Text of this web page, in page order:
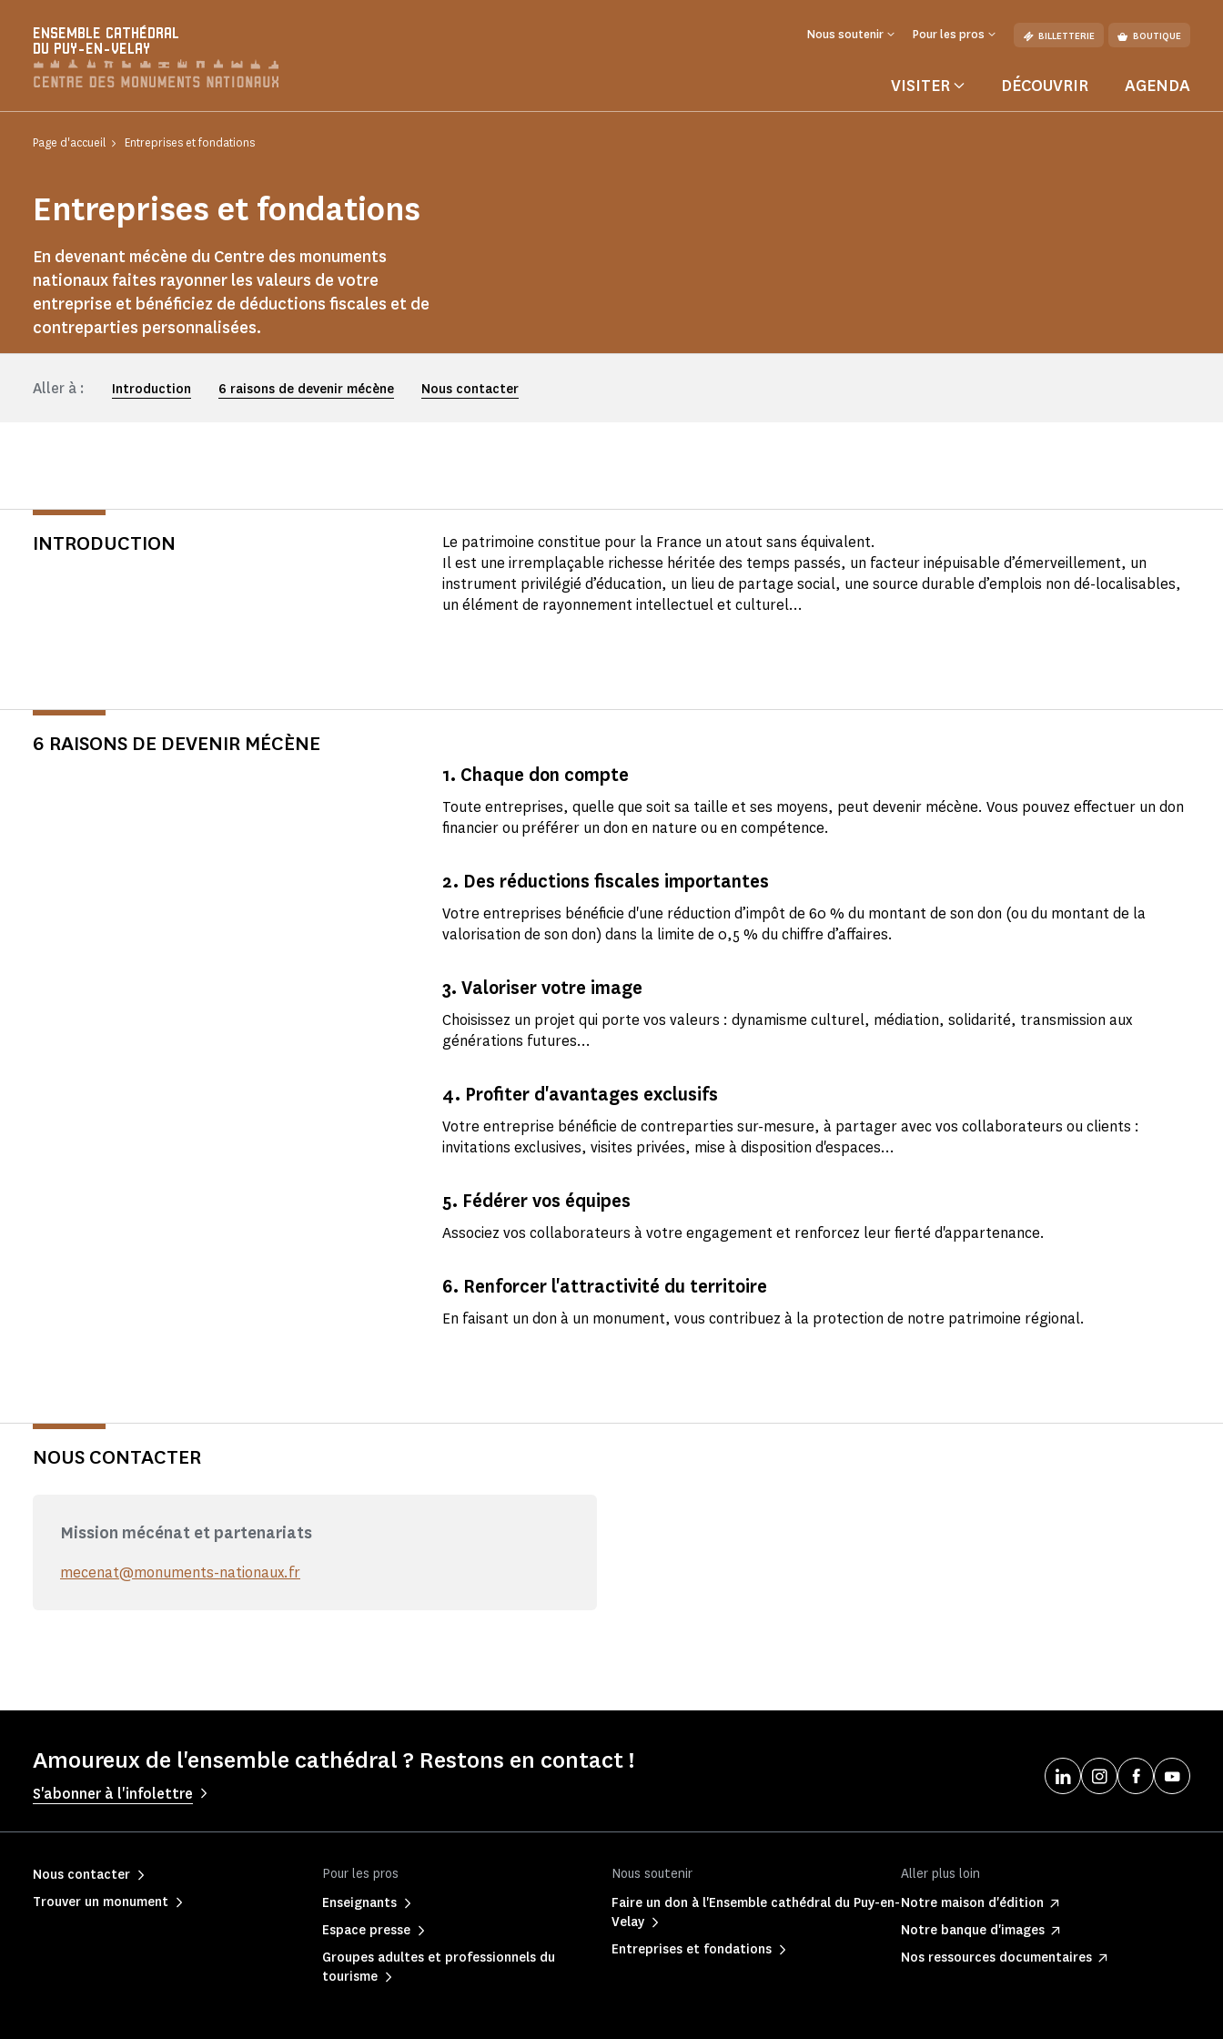
ENSEMBLE CATHÉDRAL
DU PUY-EN-VELAY
Nous soutenir Pour les pros BILLETTERIE BOUTIQUE
VISITER DÉCOUVRIR AGENDA
Page d'accueil Entreprises et fondations
Entreprises et fondations
En devenant mécène du Centre des monuments
nationaux faites rayonner les valeurs de votre
entreprise et bénéficiez de déductions fiscales et de
contreparties personnalisées.
Aller à : Introduction 6 raisons de devenir mécène Nous contacter
INTRODUCTION
Le patrimoine constitue pour la France un atout sans équivalent.
Il est une irremplaçable richesse héritée des temps passés, un facteur inépuisable d’émerveillement, un
instrument privilégié d’éducation, un lieu de partage social, une source durable d’emplois non dé-localisables,
un élément de rayonnement intellectuel et culturel…
6 RAISONS DE DEVENIR MÉCÈNE
1. Chaque don compte
Toute entreprises, quelle que soit sa taille et ses moyens, peut devenir mécène. Vous pouvez effectuer un don
financier ou préférer un don en nature ou en compétence.
2. Des réductions fiscales importantes
Votre entreprises bénéficie d'une réduction d’impôt de 60 % du montant de son don (ou du montant de la
valorisation de son don) dans la limite de 0,5 % du chiffre d’affaires.
3. Valoriser votre image
Choisissez un projet qui porte vos valeurs : dynamisme culturel, médiation, solidarité, transmission aux
générations futures…
4. Profiter d'avantages exclusifs
Votre entreprise bénéficie de contreparties sur-mesure, à partager avec vos collaborateurs ou clients :
invitations exclusives, visites privées, mise à disposition d'espaces…
5. Fédérer vos équipes
Associez vos collaborateurs à votre engagement et renforcez leur fierté d'appartenance.
6. Renforcer l'attractivité du territoire
En faisant un don à un monument, vous contribuez à la protection de notre patrimoine régional.
NOUS CONTACTER
Mission mécénat et partenariats
mecenat@monuments-nationaux.fr
Amoureux de l'ensemble cathédral ? Restons en contact !
S'abonner à l'infolettre
Pour les pros
Enseignants
Espace presse
Groupes adultes et professionnels du
tourisme
Nous soutenir
Faire un don à l'Ensemble cathédral du Puy-en-
Velay
Entreprises et fondations
Aller plus loin
Notre maison d'édition
Notre banque d'images
Nos ressources documentaires
Nous contacter
Trouver un monument